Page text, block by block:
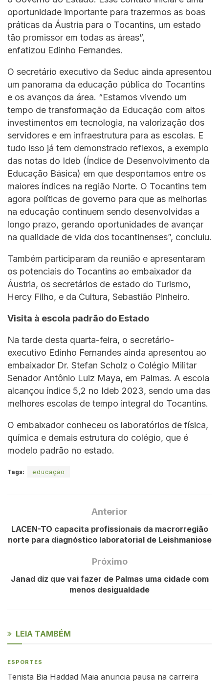
oportunidade importante para trazermos as boas
práticas da Áustria para o Tocantins, um estado
tão promissor em todas as áreas”,
enfatizou Edinho Fernandes.
O secretário executivo da Seduc ainda apresentou
um panorama da educação pública do Tocantins
e os avanços da área. “Estamos vivendo um
tempo de transformação da Educação com altos
investimentos em tecnologia, na valorização dos
servidores e em infraestrutura para as escolas. E
tudo isso já tem demonstrado reflexos, a exemplo
das notas do Ideb (Índice de Desenvolvimento da
Educação Básica) em que despontamos entre os
maiores índices na região Norte. O Tocantins tem
agora políticas de governo para que as melhorias
na educação continuem sendo desenvolvidas a
longo prazo, gerando oportunidades de avançar
na qualidade de vida dos tocantinenses”, concluiu.
Também participaram da reunião e apresentaram
os potenciais do Tocantins ao embaixador da
Áustria, os secretários de estado do Turismo,
Hercy Filho, e da Cultura, Sebastião Pinheiro.
Visita à escola padrão do Estado
Na tarde desta quarta-feira, o secretário-
executivo Edinho Fernandes ainda apresentou ao
embaixador Dr. Stefan Scholz o Colégio Militar
Senador Antônio Luiz Maya, em Palmas. A escola
alcançou índice 5,2 no Ideb 2023, sendo uma das
melhores escolas de tempo integral do Tocantins.
O embaixador conheceu os laboratórios de física,
química e demais estrutura do colégio, que é
modelo padrão no estado.
Tags: educação
Anterior
LACEN-TO capacita profissionais da macrorregião
norte para diagnóstico laboratorial de Leishmaniose
Próximo
Janad diz que vai fazer de Palmas uma cidade com
menos desigualdade
LEIA TAMBÉM
ESPORTES
Tenista Bia Haddad Maia anuncia pausa na carreira